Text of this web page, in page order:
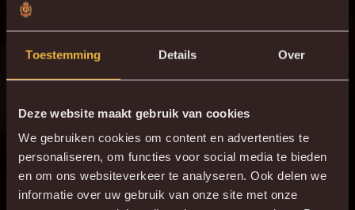
Toestemming Details Over
Deze website maakt gebruik van cookies
We gebruiken cookies om content en advertenties te
personaliseren, om functies voor social media te bieden
en om ons websiteverkeer te analyseren. Ook delen we
informatie over uw gebruik van onze site met onze
zoon weer thuis is.”